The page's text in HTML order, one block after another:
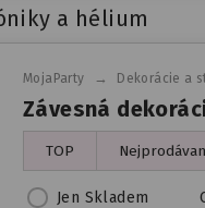
a hélium
Závesná
MojaParty → Dekorácie a
TOP
Jen Skladem